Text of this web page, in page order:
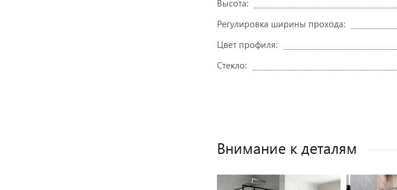
Высота:
Регулировка ширины прохода:
Цвет профиля:
Стекло:
Внимание к деталям